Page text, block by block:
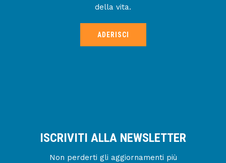
della vita.
ADERISCI
ISCRIVITI ALLA NEWSLETTER
Non perderti gli aggiornamenti più